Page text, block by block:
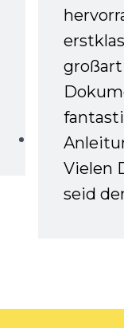
Vielen
seid